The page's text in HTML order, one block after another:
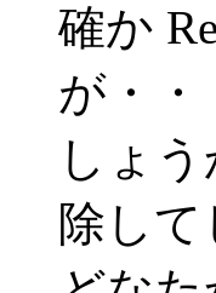
確か
が・・
しょ
除して